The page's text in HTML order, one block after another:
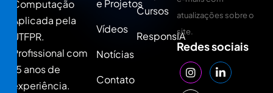
Computação
Aplicada pela
UTFPR.
Profissional com
15 anos de
experiência.
e Projetos
Vídeos
Notícias
Contato
Cursos
ResponsIA
atualizações sobre o
site.
Redes sociais